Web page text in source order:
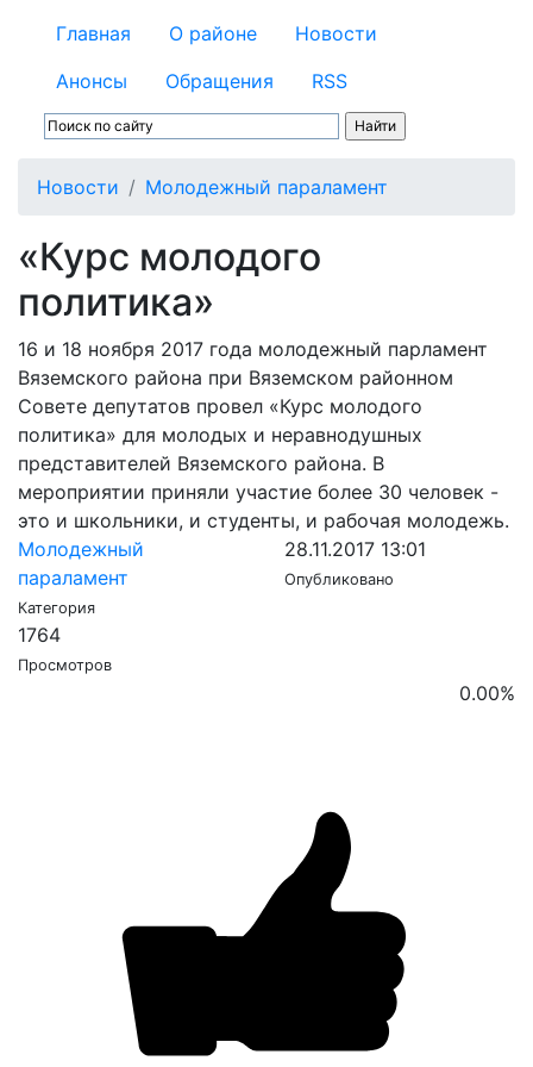
Главная О районе
Новости
Анонсы
Обращения RSS
Новости Молодежный параламент
«Курс молодого
политика»
16 и 18 ноября 2017 года молодежный парламент
Вяземского района при Вяземском районном
Совете депутатов провел «Курс молодого
политика» для молодых и неравнодушных
представителей Вяземского района. В
мероприятии приняли участие более 30 человек -
это и школьники, и студенты, и рабочая молодежь.
Молодежный
параламент
Категория
28.11.2017 13:01
Опубликовано
1764
Просмотров
0.00%